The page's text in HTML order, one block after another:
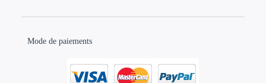
Mode de paiements